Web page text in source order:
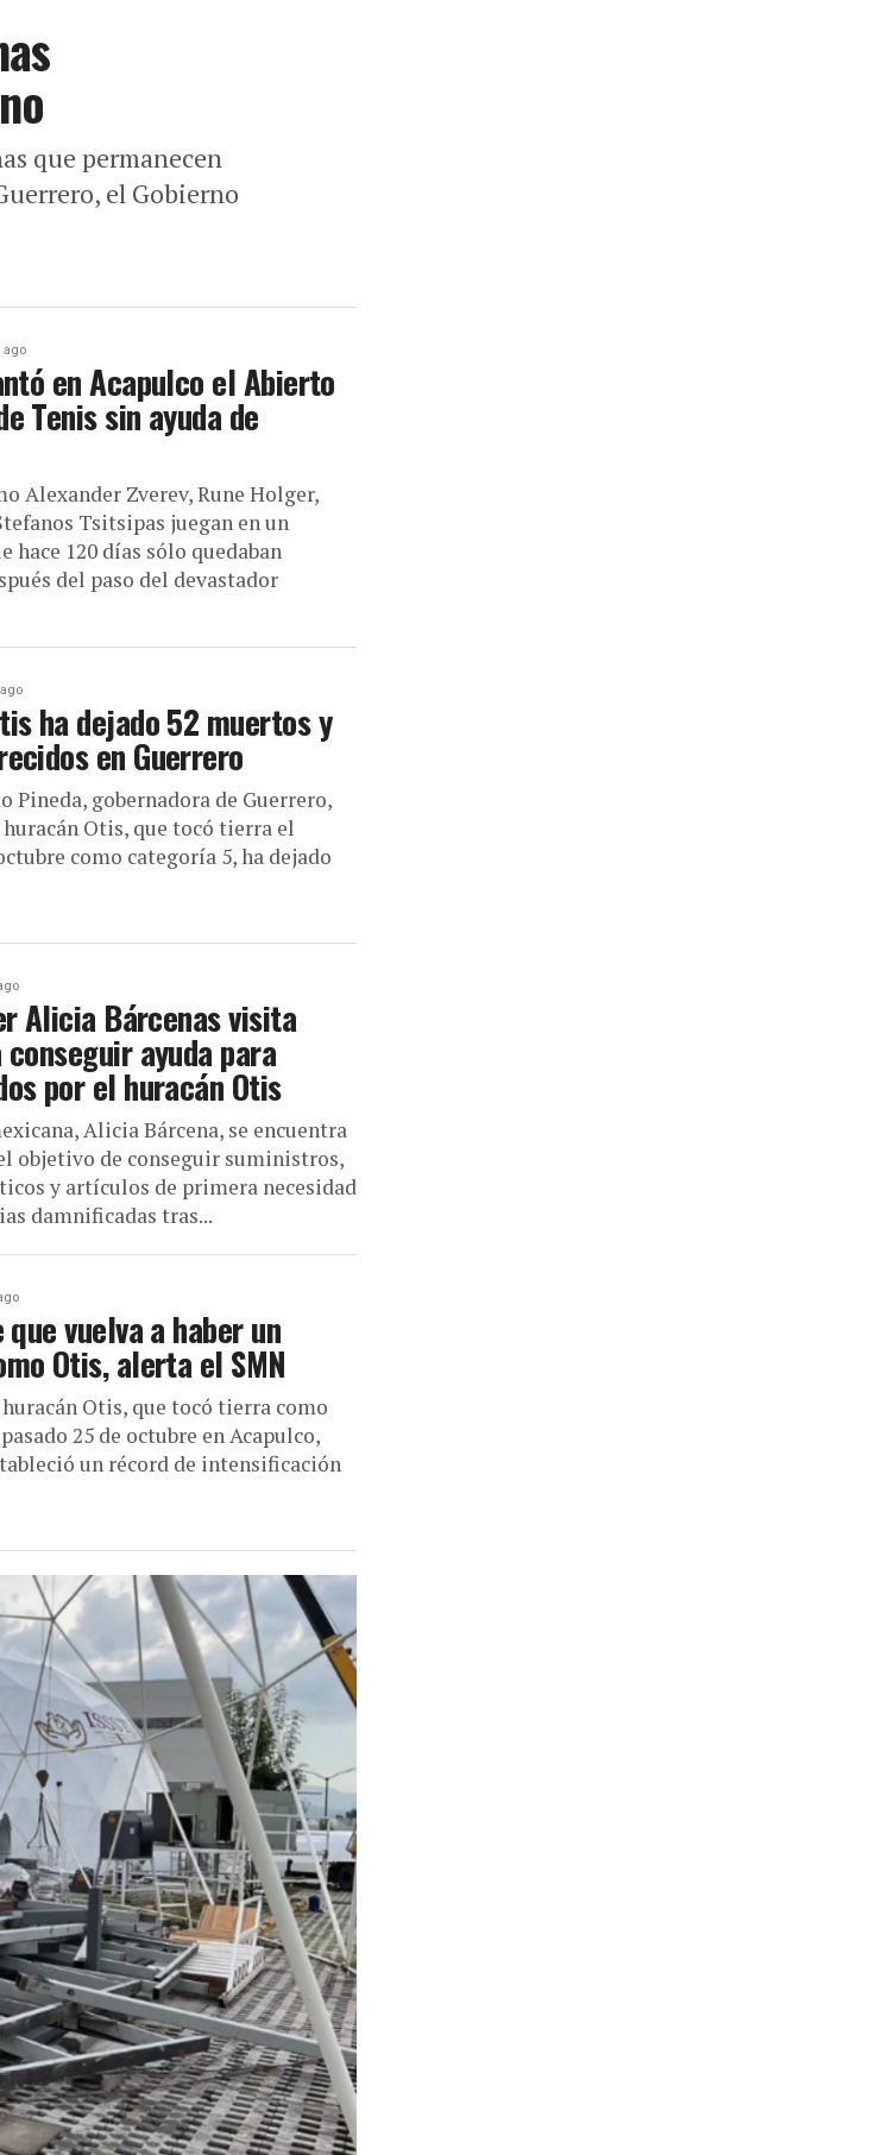
que permanecen
el Gobierno
ago
en Acapulco el Abierto
Tenis sin ayuda de
Alexander Zverev, Rune Holger,
Tsitsipas juegan en un
hace 120 días sólo quedaban
del paso del devastador
ha dejado 52 muertos y
en Guerrero
Pineda, gobernadora de Guerrero,
Otis, que tocó tierra el
como categoría 5, ha dejado
Alicia Bárcenas visita
conseguir ayuda para
por el huracán Otis
Alicia Bárcena, se encuentra
objetivo de conseguir suministros,
y artículos de primera necesidad
damnificadas tras...
vuelva a haber un
Otis, alerta el SMN
Otis, que tocó tierra como
25 de octubre en Acapulco,
un récord de intensificación